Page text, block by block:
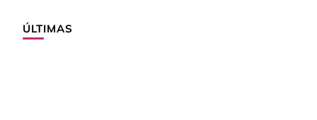
ÚLTIMAS